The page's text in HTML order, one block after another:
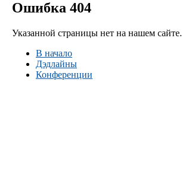
Ошибка 404
Указанной страницы нет на нашем сайте.
В начало
Дэдлайны
Конференции